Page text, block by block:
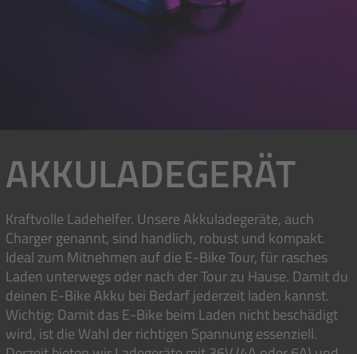
AKKULADEGERÄT
Kraftvolle Ladehelfer. Unsere Akkuladegeräte, auch
Charger genannt, sind handlich, robust und kompakt.
Ideal zum Mitnehmen auf die E-Bike Tour, für rasches
Laden unterwegs oder nach der Tour zu Hause. Damit du
deinen E-Bike Akku bei Bedarf jederzeit laden kannst.
Wichtig: Damit das E-Bike beim Laden nicht beschädigt
wird, ist die Wahl der richtigen Spannung essenziell.